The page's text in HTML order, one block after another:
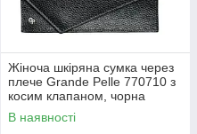
Жіноча шкіряна сумка через
плече Grande Pelle 770710 з
косим клапаном, чорна
В наявності